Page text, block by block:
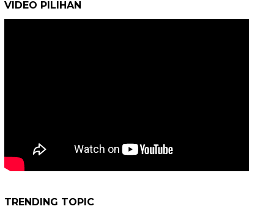
VIDEO PILIHAN
TRENDING TOPIC